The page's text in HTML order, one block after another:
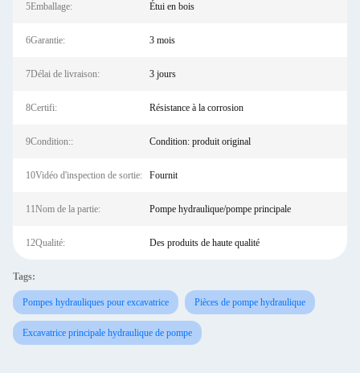
5Emballage: Étui en bois
6Garantie: 3 mois
7Délai de livraison: 3 jours
8Certifi: Résistance à la corrosion
9Condition:: Condition: produit original
10Vidéo d'inspection de sortie: Fournit
11Nom de la partie: Pompe hydraulique/pompe principale
12Qualité: Des produits de haute qualité
Tags:
Pompes hydrauliques pour excavatrice Pièces de pompe hydraulique
Excavatrice principale hydraulique de pompe